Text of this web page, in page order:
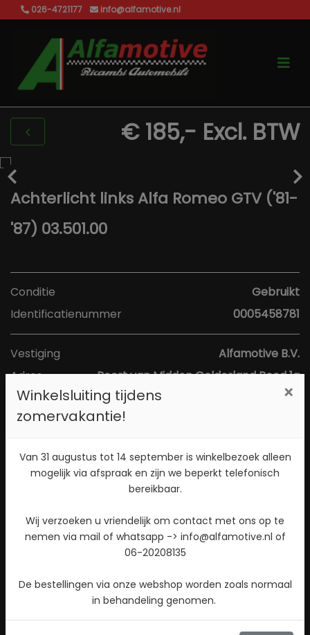
026-4721177 info@alfamotive.nl
€ 185,- Excl. BTW
Achterlicht links Alfa Romeo GTV ('81-
'87) 03.501.00
Conditie
Gebruikt
Identificatienummer
0005458781
Vestiging
Alfamotive B.V.
Adres
Poort van Midden Gelderland Rood 1a
Postcode
6666 LS
Plaats
Toon kaart
Stuur een WhatsApp bericht!
Winkelsluiting tijdens
zomervakantie!
×
Van 31 augustus tot 14 september is winkelbezoek alleen
mogelijk via afspraak en zijn we beperkt telefonisch
bereikbaar.
Wij verzoeken u vriendelijk om contact met ons op te
nemen via mail of whatsapp -> info@alfamotive.nl of
06-20208135
De bestellingen via onze webshop worden zoals normaal
in behandeling genomen.